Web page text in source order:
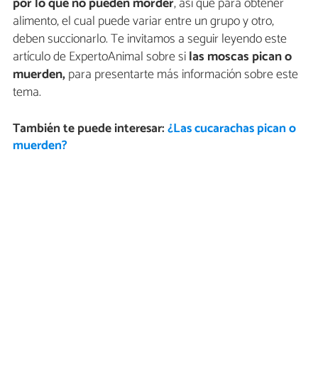
alimento, el cual puede variar entre un grupo y otro,
deben succionarlo. Te invitamos a seguir leyendo este
artículo de ExpertoAnimal sobre silas moscas pican o
muerden,para presentarte más información sobre este
tema.
También te puede interesar:¿Las cucarachas pican o
muerden?